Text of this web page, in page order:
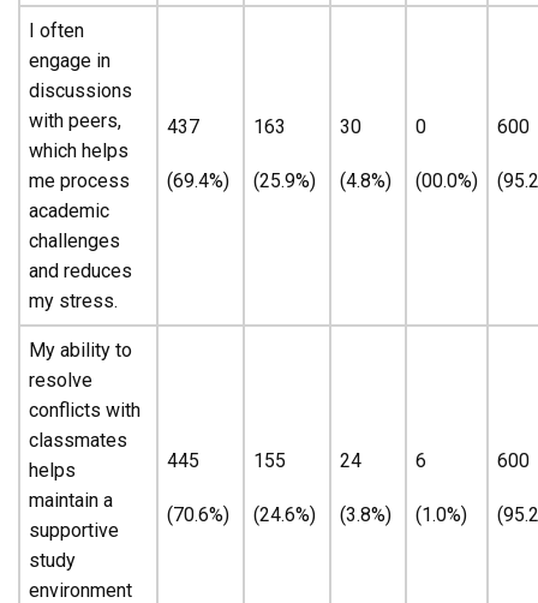
I often
engage in
discussions
with peers,
which helps
me process
academic
challenges
and reduces
my stress.
437
(69.4%)
163
(25.9%)
30
(4.8%)
0
(00.0%)
600
My ability to
resolve
conflicts with
classmates
helps
maintain a
supportive
study
environment
445
(70.6%)
155
(24.6%)
24
(3.8%)
6
(1.0%)
600